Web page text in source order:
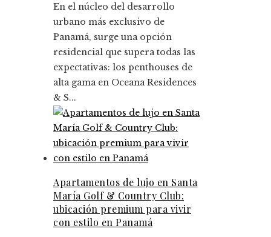
En el núcleo del desarrollo
urbano más exclusivo de
Panamá, surge una opción
residencial que supera todas las
expectativas: los penthouses de
alta gama en Oceana Residences
& S...
Apartamentos de lujo en Santa
María Golf & Country Club:
ubicación premium para vivir
con estilo en Panamá